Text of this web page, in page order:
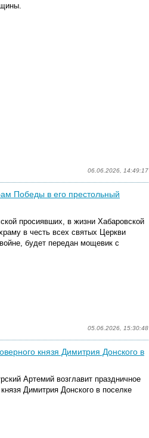
06.06.2026, 14:49:17
Победы в его престольный
просиявших, в жизни Хабаровской
в честь всех святых Церкви
будет передан мощевик с
05.06.2026, 15:30:48
князя Димитрия Донского в
Артемий возглавит праздничное
Димитрия Донского в поселке